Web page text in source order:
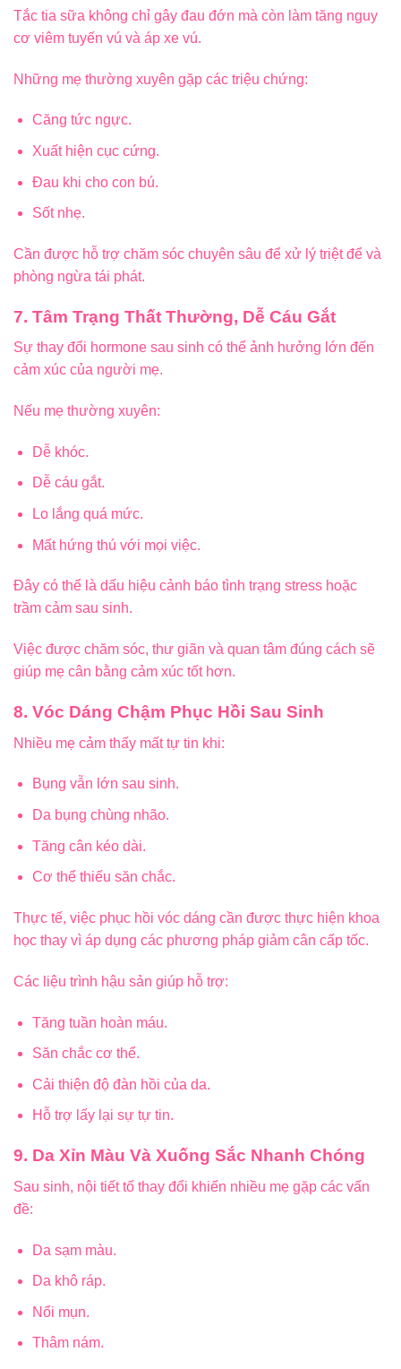
Tắc tia sữa không chỉ gây đau đớn mà còn làm tăng nguy
cơ viêm tuyến vú và áp xe vú.
Những mẹ thường xuyên gặp các triệu chứng:
Căng tức ngực.
Xuất hiện cục cứng.
Đau khi cho con bú.
Sốt nhẹ.
Cần được hỗ trợ chăm sóc chuyên sâu để xử lý triệt để và
phòng ngừa tái phát.
7. Tâm Trạng Thất Thường, Dễ Cáu Gắt
Sự thay đổi hormone sau sinh có thể ảnh hưởng lớn đến
cảm xúc của người mẹ.
Nếu mẹ thường xuyên:
Dễ khóc.
Dễ cáu gắt.
Lo lắng quá mức.
Mất hứng thú với mọi việc.
Đây có thể là dấu hiệu cảnh báo tình trạng stress hoặc
trầm cảm sau sinh.
Việc được chăm sóc, thư giãn và quan tâm đúng cách sẽ
giúp mẹ cân bằng cảm xúc tốt hơn.
8. Vóc Dáng Chậm Phục Hồi Sau Sinh
Nhiều mẹ cảm thấy mất tự tin khi:
Bụng vẫn lớn sau sinh.
Da bụng chùng nhão.
Tăng cân kéo dài.
Cơ thể thiếu săn chắc.
Thực tế, việc phục hồi vóc dáng cần được thực hiện khoa
học thay vì áp dụng các phương pháp giảm cân cấp tốc.
Các liệu trình hậu sản giúp hỗ trợ:
Tăng tuần hoàn máu.
Săn chắc cơ thể.
Cải thiện độ đàn hồi của da.
Hỗ trợ lấy lại sự tự tin.
9. Da Xỉn Màu Và Xuống Sắc Nhanh Chóng
Sau sinh, nội tiết tố thay đổi khiến nhiều mẹ gặp các vấn
đề:
Da sạm màu.
Da khô ráp.
Nổi mụn.
Thâm nám.